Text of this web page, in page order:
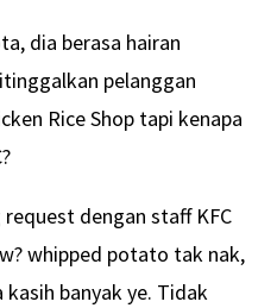
dia berasa hairan
pelanggan
Rice Shop tapi kenapa
dengan staff KFC
whipped potato tak nak,
banyak ye. Tidak